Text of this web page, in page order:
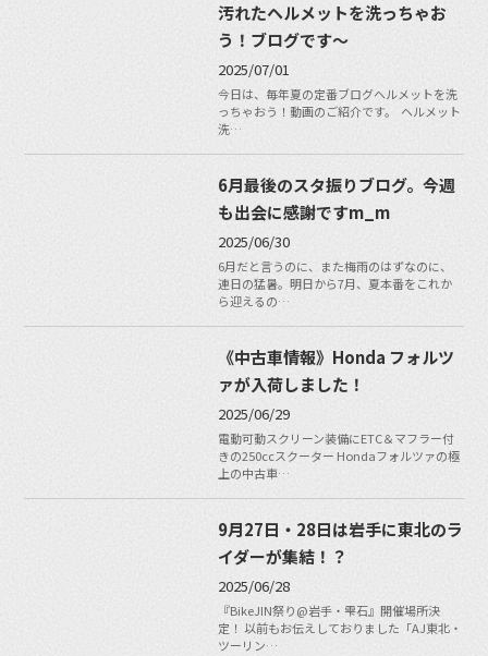
汚れたヘルメットを洗っちゃお
う！ブログです〜
2025/07/01
今日は、毎年夏の定番ブログヘルメットを洗
っちゃおう！動画のご紹介です。 ヘルメット
洗…
6月最後のスタ振りブログ。今週
も出会に感謝ですm_m
2025/06/30
6月だと言うのに、また梅雨のはずなのに、
連日の猛暑。明日から7月、夏本番をこれか
ら迎えるの…
《中古車情報》Honda フォルツ
ァが入荷しました！
2025/06/29
電動可動スクリーン装備にETC＆マフラー付
きの250ccスクーター Hondaフォルツァの極
上の中古車…
9月27日・28日は岩手に東北のラ
イダーが集結！？
2025/06/28
『BikeJIN祭り@岩手・雫石』開催場所決
定！ 以前もお伝えしておりました「AJ東北・
ツーリン…